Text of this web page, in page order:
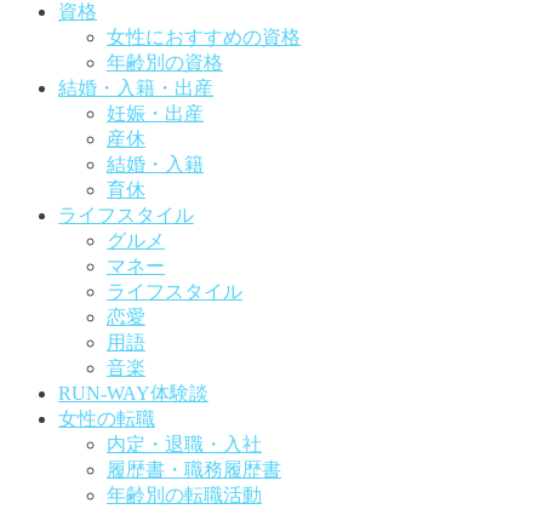
資格
女性におすすめの資格
年齢別の資格
結婚・入籍・出産
妊娠・出産
産休
結婚・入籍
育休
ライフスタイル
グルメ
マネー
ライフスタイル
恋愛
用語
音楽
RUN-WAY体験談
女性の転職
内定・退職・入社
履歴書・職務履歴書
年齢別の転職活動